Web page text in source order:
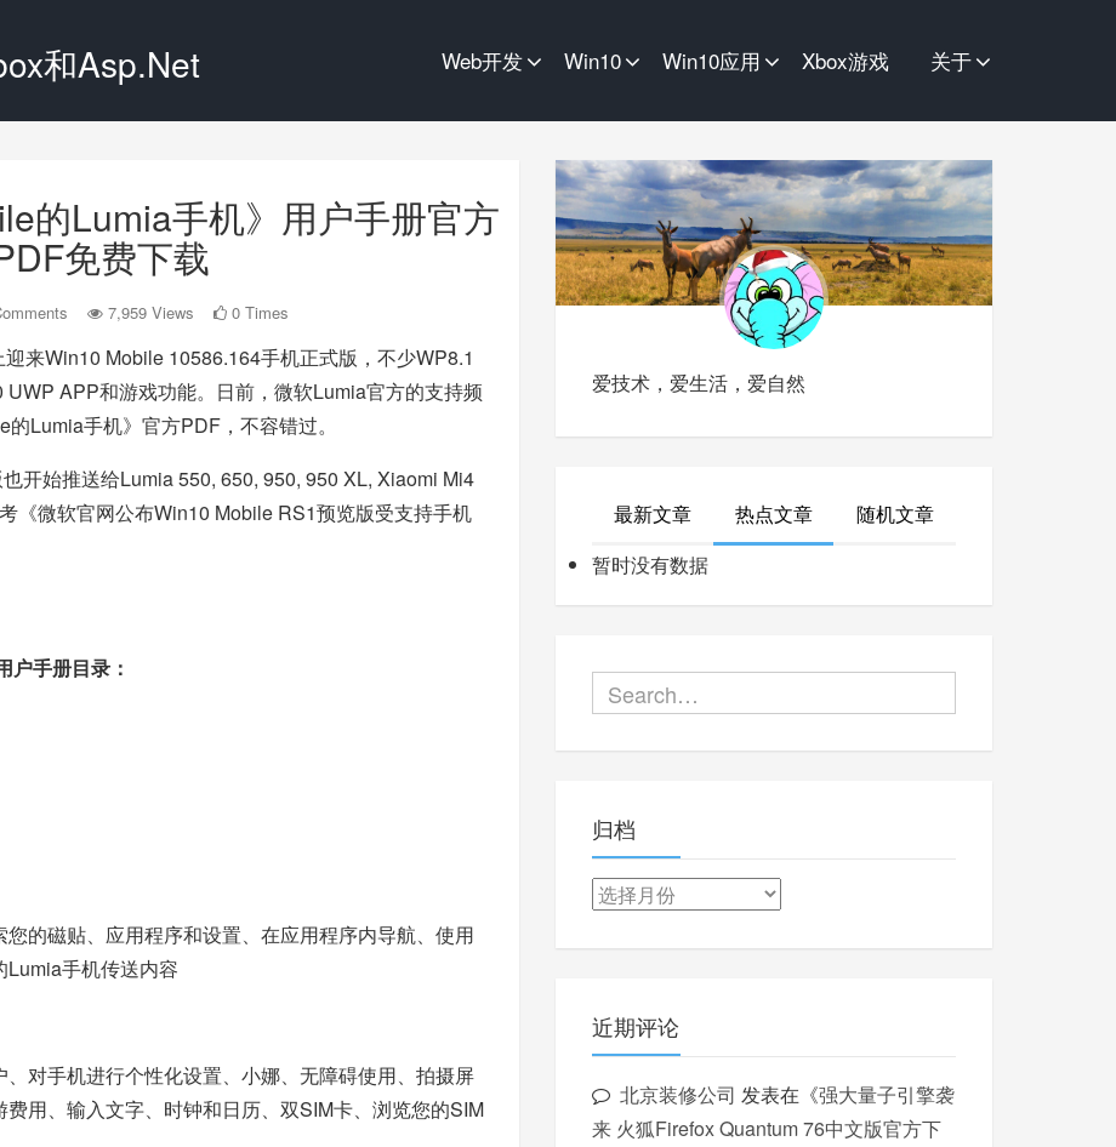
和Asp.Net Web开发 Win10 Win10应用 Xbox游戏 关于
的Lumia手机》用户手册官方
免费下载
7,959 Views 0 Times
来Win10 Mobile 10586.164手机正式版，不少WP8.1
APP和游戏功能。日前，微软Lumia官方的支持频
Lumia手机》官方PDF，不容错过。
开始推送给Lumia 550, 650, 950, 950 XL, Xiaomi Mi4
《微软官网公布Win10 Mobile RS1预览版受支持手机
手册目录：
的磁贴、应用程序和设置、在应用程序内导航、使用
手机传送内容
对手机进行个性化设置、小娜、无障碍使用、拍摄屏
用、输入文字、时钟和日历、双SIM卡、浏览您的SIM
爱技术，爱生活，爱自然
最新文章 热点文章
随机文章
暂时没有数据
归档
归
近期评论
北京装修公司 发表在《强大量子引擎袭
来 火狐Firefox Quantum 76中文版官方下